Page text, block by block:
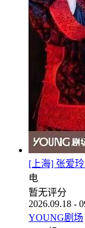
[上海] 张爱
电
暂无评分
2026.09.18 -
YOUNG剧场